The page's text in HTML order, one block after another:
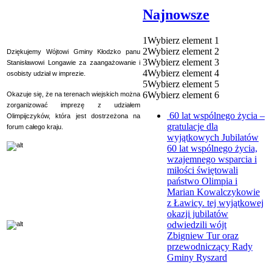
Dziękujemy Wójtowi Gminy Kłodzko panu
Stanisławowi Longawie za zaangażowanie i
osobisty udział w imprezie.
Okazuje się, że na terenach wiejskich można
zorganizować imprezę z udziałem
Olimpijczyków, która jest dostrzeżona na
forum całego kraju.
Najnowsze
1Wybierz element 1
2Wybierz element 2
3Wybierz element 3
4Wybierz element 4
5Wybierz element 5
6Wybierz element 6
60 lat wspólnego życia –
gratulacje dla
wyjątkowych Jubilatów
60 lat wspólnego życia,
wzajemnego wsparcia i
miłości świętowali
państwo Olimpia i
Marian Kowalczykowie
z Ławicy. tej wyjątkowej
okazji jubilatów
odwiedzili wójt
Zbigniew Tur oraz
przewodniczący Rady
Gminy Ryszard